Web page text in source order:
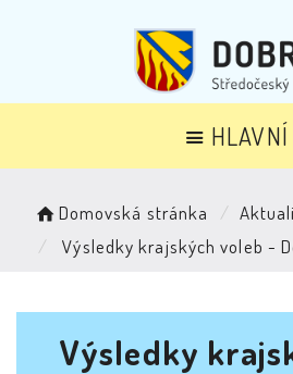
Domovská stránka
Výsledky krajských voleb -
Výsledky